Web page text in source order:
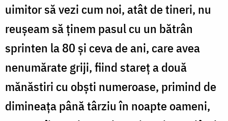
uimitor să vezi cum noi, atât de tineri, nu
reușeam să ținem pasul cu un bătrân
sprinten la 80 și ceva de ani, care avea
nenumărate griji, fiind stareț a două
mănăstiri cu obști numeroase, primind de
dimineața până târziu în noapte oameni,